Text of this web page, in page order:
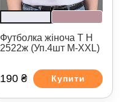
Футболка жіноча T H
2522ж (Уп.4шт M-XXL)
190 ₴ Купити